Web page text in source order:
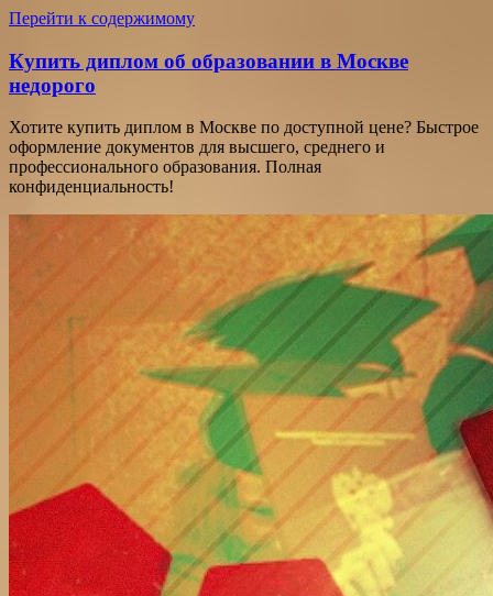
Перейти к содержимому
Купить диплом об образовании в Москве
недорого
Хотите купить диплом в Москве по доступной цене? Быстрое
оформление документов для высшего, среднего и
профессионального образования. Полная
конфиденциальность!